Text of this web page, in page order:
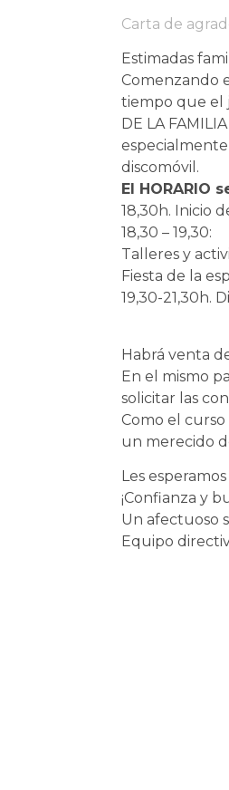
Carta de
Estimadas
Comenzando
tiempo que el
DE LA
discomóvil.
El HORARIO
18,30h. Inicio
18,30 – 19,30:
Talleres y
Fiesta de la
19,30-21,30h.
Habrá venta
En el mismo
solicitar las
Como el
un merecido
Les
¡Confianza y
Un afectuoso
Equipo